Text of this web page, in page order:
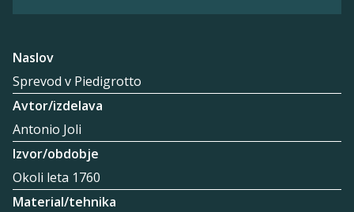
Naslov
Sprevod v Piedigrotto
Avtor/izdelava
Antonio Joli
Izvor/obdobje
Okoli leta 1760
Material/tehnika